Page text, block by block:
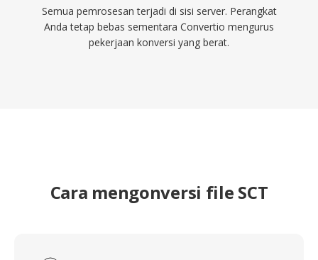
Semua pemrosesan terjadi di sisi server. Perangkat
Anda tetap bebas sementara Convertio mengurus
pekerjaan konversi yang berat.
Cara mengonversi file SCT